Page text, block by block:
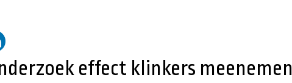
effect klinkers meenemen